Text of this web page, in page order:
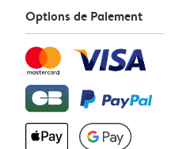
Options de Paiement